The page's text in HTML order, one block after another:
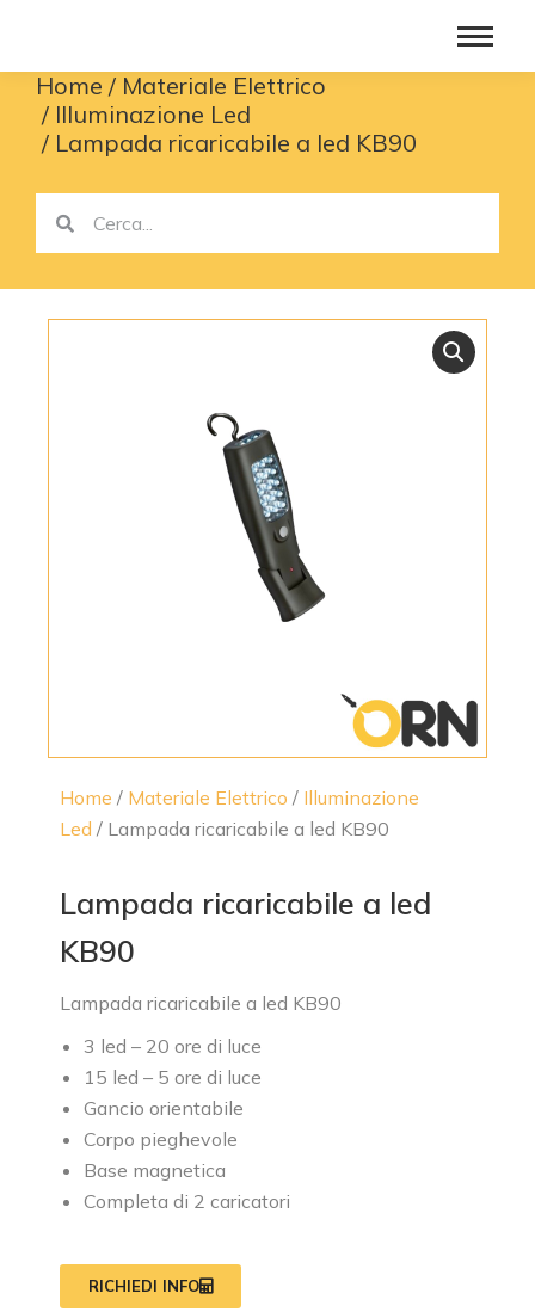
You are here:
Home
Materiale Elettrico
Illuminazione Led
Lampada ricaricabile a led KB90
Home / Materiale Elettrico / Illuminazione
Led / Lampada ricaricabile a led KB90
Lampada ricaricabile a led
KB90
Lampada ricaricabile a led KB90
3 led – 20 ore di luce
15 led – 5 ore di luce
Gancio orientabile
Corpo pieghevole
Base magnetica
Completa di 2 caricatori
RICHIEDI INFO